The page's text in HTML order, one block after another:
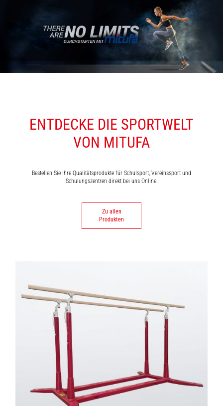
ENTDECKE DIE SPORTWELT
VON MITUFA
Bestellen Sie Ihre Qualitätsprodukte für Schulsport, Vereinssport und
Schulungszentren direkt bei uns Online.
Zu allen
Produkten